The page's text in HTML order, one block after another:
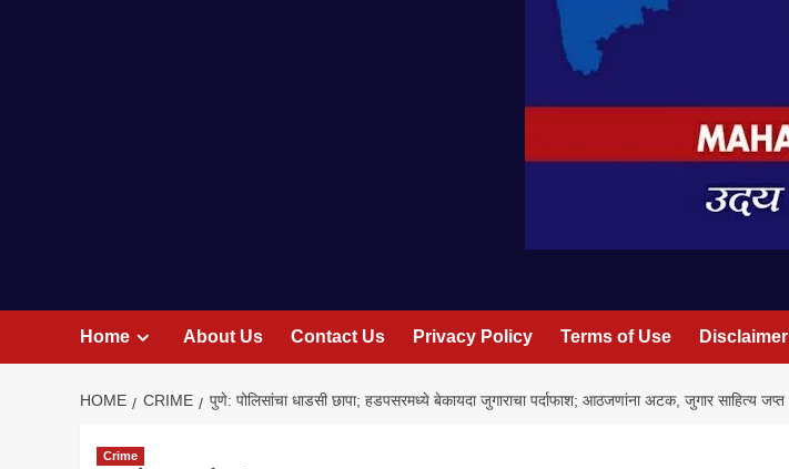
Home About Us Contact Us Privacy Policy Terms of Use Disclaimer
HOME CRIME पुणे: पोलिसांचा धाडसी छापा; हडपसरमध्ये बेकायदा जुगाराचा पर्दाफाश; आठजणांना अटक, जुगार साहित्य जप्त
Crime